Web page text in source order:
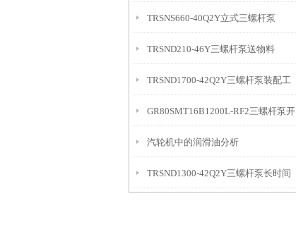
TRSNS660-40Q2Y立式三螺杆泵
TRSND210-46Y三螺杆泵送物料
TRSND1700-42Q2Y三螺杆泵装配工
作
GR80SMT16B1200L-RF2三螺杆泵开
机前的准备
汽轮机中的润滑油分析
TRSND1300-42Q2Y三螺杆泵长时间